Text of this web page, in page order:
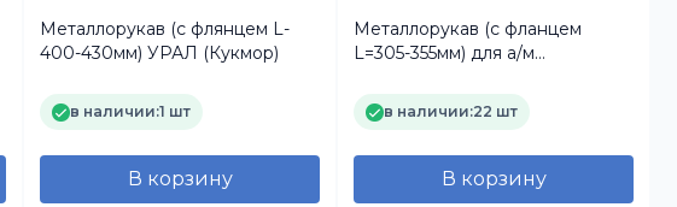
Металлорукав (с флянцем L-
400-430мм) УРАЛ (Кукмор)
в наличии:1 шт
В корзину
Металлорукав (с фланцем
L=305-355мм) для а/м
в наличии:22 шт
В корзину